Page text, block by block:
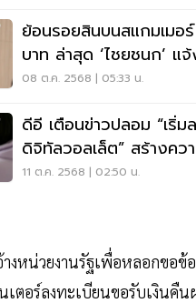
ย้อนรอยสินบนสแกมเมอ
บาท ล่าสุด ‘ไชยชนก’ แ
08 ต.ค. 2568 | 05:33 น.
ดีอี เตือนข่าวปลอม “เริ่ม
ดิจิทัลวอลเล็ต” สร้างควา
เสี่ยงสูญเสียข้อมูลส่วนบุค
11 ต.ค. 2568 | 02:50 น.
หน่วยงานรัฐเพื่อหลอกขอข้อ
เตอร์ลงทะเบียนขอรับเงิน